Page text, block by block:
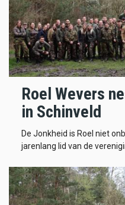
Roel Wevers
in Schinveld
De Jonkheid is Roel niet
jarenlang lid van de